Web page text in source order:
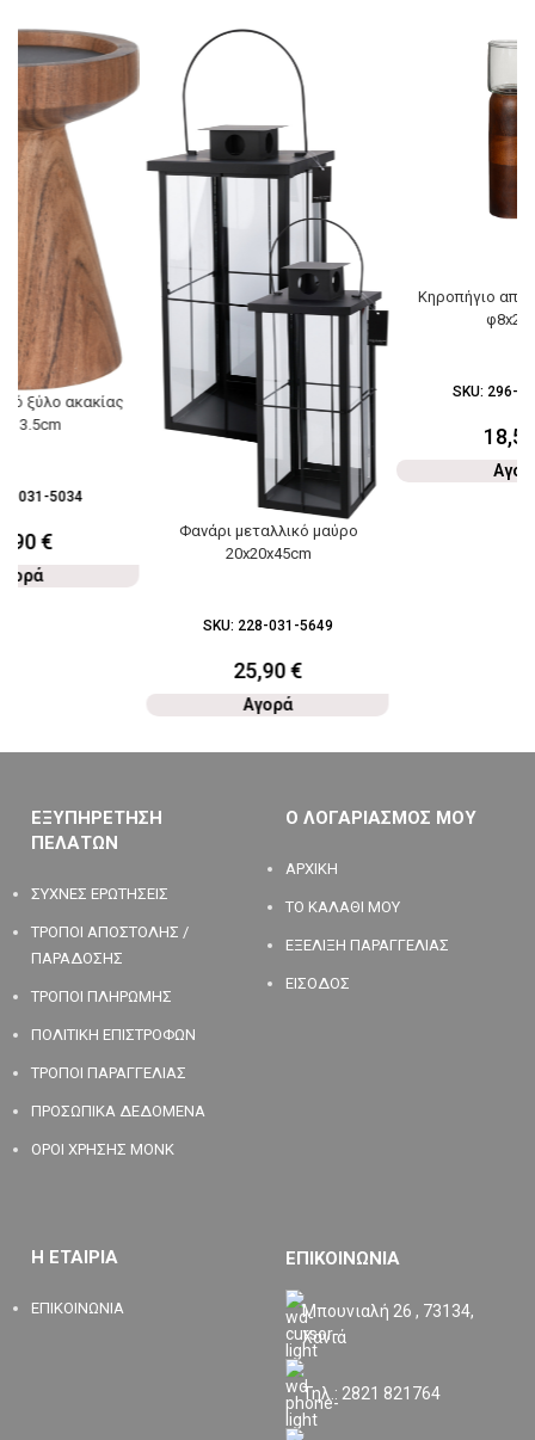
ξύλο ακακίας
031-5034
€
Φανάρι μεταλλικό μαύρο
20x20x45cm
SKU: 228-031-5649
25,90€
Αγορά
Κηροπήγιο από
SKU: 296-
ΕΞΥΠΗΡΕΤΗΣΗ
ΠΕΛΑΤΩΝ
ΣΥΧΝΕΣ ΕΡΩΤΗΣΕΙΣ
ΤΡΟΠΟΙ ΑΠΟΣΤΟΛΗΣ /
ΠΑΡΑΔΟΣΗΣ
ΤΡΟΠΟΙ ΠΛΗΡΩΜΗΣ
ΠΟΛΙΤΙΚΗ ΕΠΙΣΤΡΟΦΩΝ
ΤΡΟΠΟΙ ΠΑΡΑΓΓΕΛΙΑΣ
ΠΡΟΣΩΠΙΚΑ ΔΕΔΟΜΕΝΑ
ΟΡΟΙ ΧΡΗΣΗΣ MONK
Ο ΛΟΓΑΡΙΑΣΜΟΣ ΜΟΥ
ΑΡΧΙΚΗ
ΤΟ ΚΑΛΑΘΙ ΜΟΥ
ΕΞΕΛΙΞΗ ΠΑΡΑΓΓΕΛΙΑΣ
ΕΙΣΟΔΟΣ
Η ΕΤΑΙΡΙΑ
ΕΠΙΚΟΙΝΩΝΙΑ
ΕΠΙΚΟΙΝΩΝΙΑ
Μπουνιαλή 26 , 73134,
Χανιά
Τηλ.: 2821 821764